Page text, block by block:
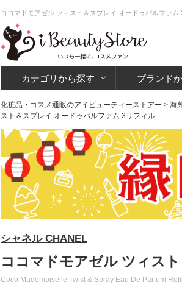
ココマドモアゼル ツィスト＆スプレイ オードゥパルファ
カテゴリから探す ブランド
化粧品・コスメ通販のアイビューティーストアー > 海
スト＆スプレイ オードゥパルファム 3リフィル
シャネル CHANEL
ココマドモアゼル ツィス
Coco Mademoiselle Twist & Spray Eau De Parfum